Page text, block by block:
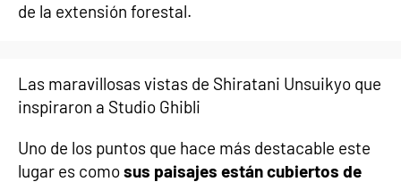
de la extensión forestal.
Las maravillosas vistas de Shiratani Unsuikyo que
inspiraron a Studio Ghibli
Uno de los puntos que hace más destacable este
lugar es comosus paisajes están cubiertos de